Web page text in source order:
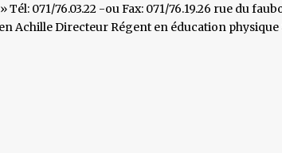
Tél: 071/76.03.22 -ou Fax: 071/76.19.26 rue du
Achille Directeur Régent en éducation